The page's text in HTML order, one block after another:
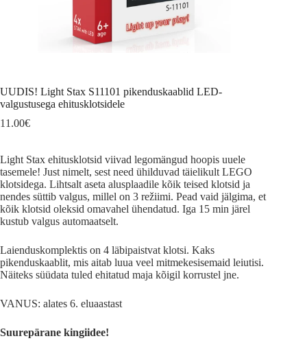
UUDIS! Light Stax S11101 pikenduskaablid LED-
valgustusega ehitusklotsidele
11.00€
Light Stax ehitusklotsid viivad legomängud hoopis uuele
tasemele! Just nimelt, sest need ühilduvad täielikult LEGO
klotsidega. Lihtsalt aseta alusplaadile kõik teised klotsid ja
nendes süttib valgus, millel on 3 režiimi. Pead vaid jälgima, et
kõik klotsid oleksid omavahel ühendatud. Iga 15 min järel
kustub valgus automaatselt.
Laienduskomplektis on 4 läbipaistvat klotsi. Kaks
pikenduskaablit, mis aitab luua veel mitmekesisemaid leiutisi.
Näiteks süüdata tuled ehitatud maja kõigil korrustel jne.
VANUS: alates 6. eluaastast
Suurepärane kingiidee!